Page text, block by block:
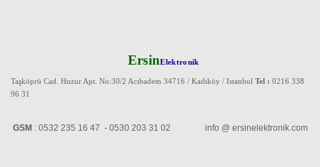
ErsinElektronik
Taşköprü Cad. Huzur Apt. No:30/2 Acıbadem 34716 / Kadıköy / Istanbul Tel : 0216 338
96 31
GSM : 0532 235 16 47 - 0530 203 31 02 info @ ersinelektronik.com